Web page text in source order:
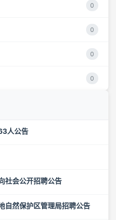
0
0
0
0
人公告
社会公开招聘公告
自然保护区管理局招聘公告